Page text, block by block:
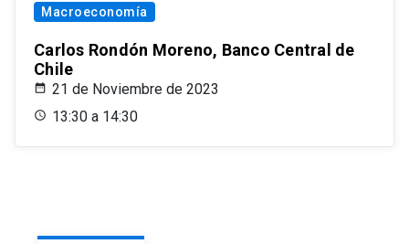
Macroeconomía
Carlos Rondón Moreno, Banco Central de
Chile
21 de Noviembre de 2023
13:30 a 14:30